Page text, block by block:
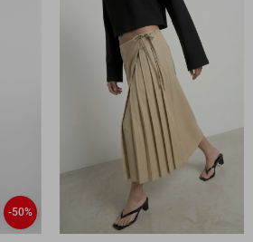
-50%